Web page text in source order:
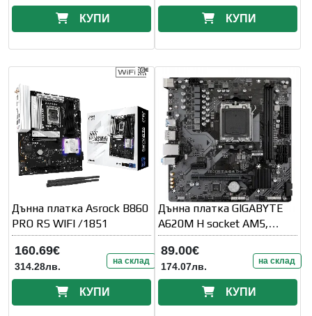
КУПИ КУПИ
Дънна платка Asrock B860
PRO RS WIFI /1851
160.69€
314.28лв. на склад
КУПИ
Дънна платка GIGABYTE
A620M H socket AM5,
DDR5
89.00€
174.07лв. на склад
КУПИ